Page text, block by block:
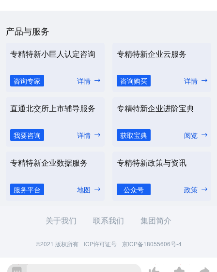
产品与服务
专精特新小巨人认定咨询
咨询专家 详情
专精特新企业云服务
咨询购买 详情
直通北交所上市辅导服务
我要咨询 详情
专精特新企业进阶宝典
获取宝典 阅览
专精特新企业数据服务
服务平台 地图
专精特新政策与资讯
公众号 政策
关于我们 联系我们 集团简介
©2021 版权所有 ICP许可证号 京ICP备18055606号-4